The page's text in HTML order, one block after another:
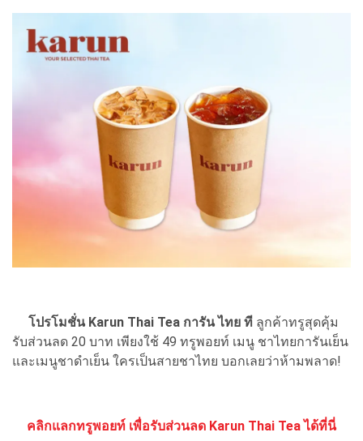
โปรโมชั่น Karun Thai Tea การัน ไทย ที ลูกค้าทรูสุดคุ้ม
รับส่วนลด 20 บาท เพียงใช้ 49 ทรูพอยท์ เมนู ชาไทยการันเย็น
และเมนูชาดำเย็น ใครเป็นสายชาไทย บอกเลยว่าห้ามพลาด!
คลิกแลกทรูพอยท์ เพื่อรับส่วนลด Karun Thai Tea ได้ที่นี่